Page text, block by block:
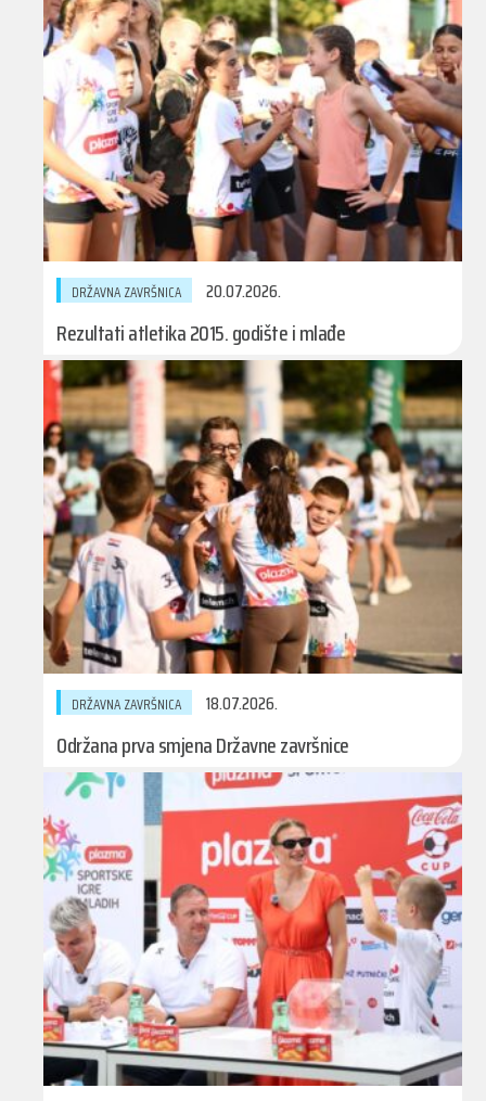
DRŽAVNA ZAVRŠNICA 20.07.2026.
Rezultati atletika 2015. godište i mlađe
DRŽAVNA ZAVRŠNICA 18.07.2026.
Održana prva smjena Državne završnice